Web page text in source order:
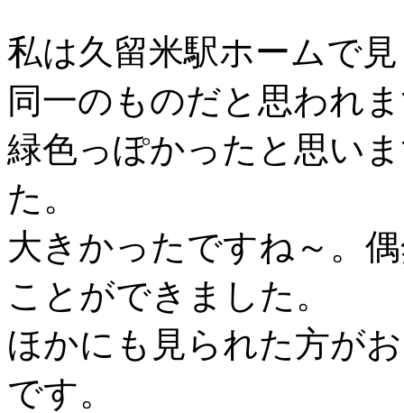
私は久留米駅ホームで
同一のものだと思われ
緑色っぽかったと思い
た。
大きかったですね～。
ことができました。
ほかにも見られた方が
です。